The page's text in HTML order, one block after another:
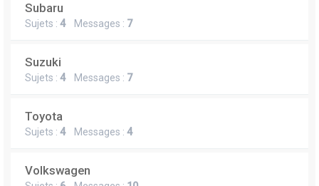
Subaru
Sujets : 4Messages : 7
Suzuki
Sujets : 4Messages : 7
Toyota
Sujets : 4Messages : 4
Volkswagen